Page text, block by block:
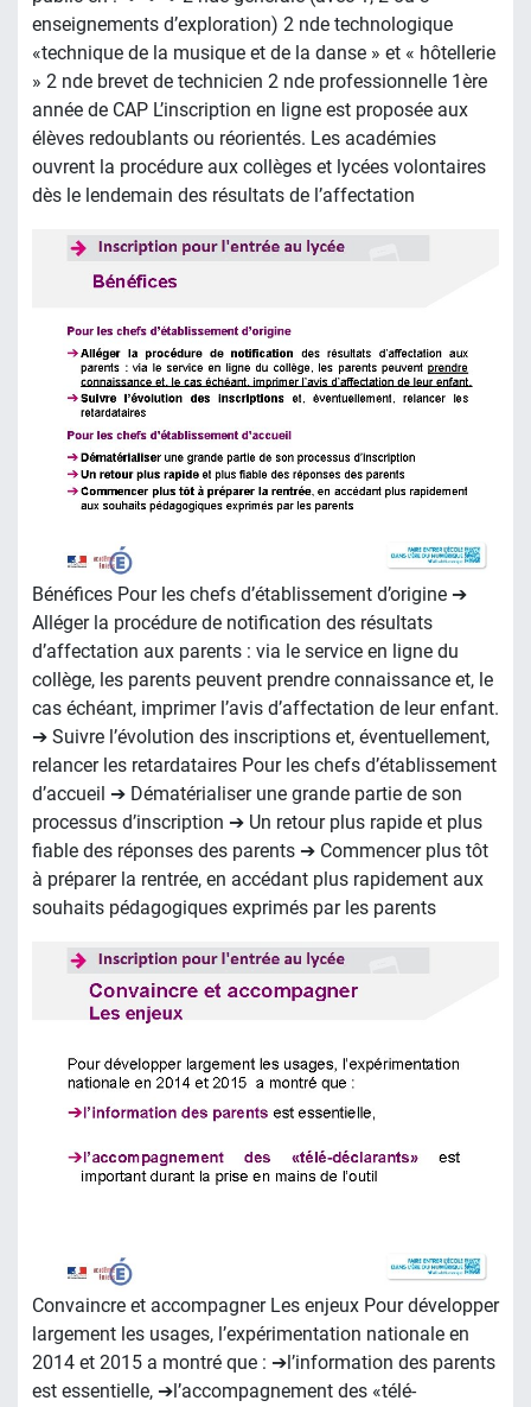
enseignements d’exploration) 2 nde technologique
«technique de la musique et de la danse » et « hôtellerie
» 2 nde brevet de technicien 2 nde professionnelle 1ère
année de CAP L’inscription en ligne est proposée aux
élèves redoublants ou réorientés. Les académies
ouvrent la procédure aux collèges et lycées volontaires
dès le lendemain des résultats de l’affectation
Bénéfices Pour les chefs d’établissement d’origine ➔
Alléger la procédure de notification des résultats
d’affectation aux parents : via le service en ligne du
collège, les parents peuvent prendre connaissance et, le
cas échéant, imprimer l’avis d’affectation de leur enfant.
➔ Suivre l’évolution des inscriptions et, éventuellement,
relancer les retardataires Pour les chefs d’établissement
d’accueil ➔ Dématérialiser une grande partie de son
processus d’inscription ➔ Un retour plus rapide et plus
fiable des réponses des parents ➔ Commencer plus tôt
à préparer la rentrée, en accédant plus rapidement aux
souhaits pédagogiques exprimés par les parents
Convaincre et accompagner Les enjeux Pour développer
largement les usages, l’expérimentation nationale en
2014 et 2015 a montré que : ➔l’information des parents
est essentielle, ➔l’accompagnement des «télé-